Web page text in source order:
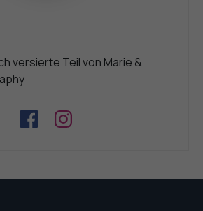
versierte Teil von Marie &